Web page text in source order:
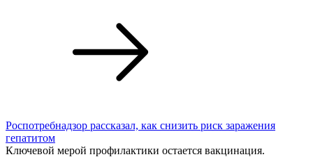
Роспотребнадзор рассказал, как снизить риск заражения
гепатитом
Ключевой мерой профилактики остается вакцинация.